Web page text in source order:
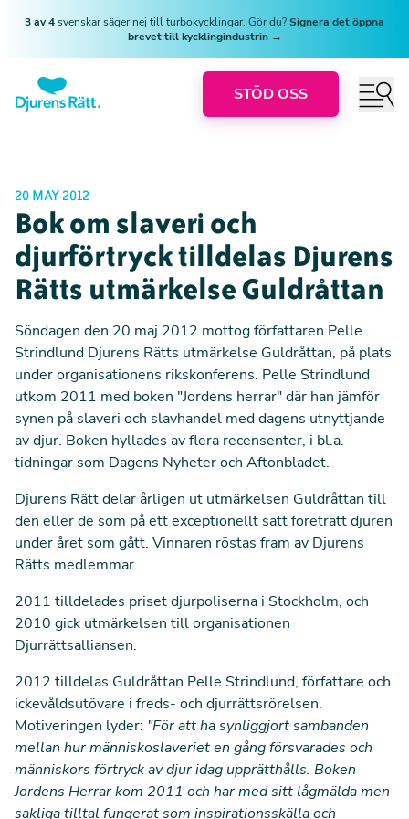
3 av 4svenskar säger nej till turbokycklingar. Gör du?Signera det öppna
brevet till kycklingindustrin →
STÖD OSS
20 MAY 2012
Bok om slaveri och
djurförtryck tilldelas Djurens
Rätts utmärkelse Guldråttan
Söndagen den 20 maj 2012 mottog författaren Pelle
Strindlund Djurens Rätts utmärkelse Guldråttan, på plats
under organisationens rikskonferens. Pelle Strindlund
utkom 2011 med boken "Jordens herrar" där han jämför
synen på slaveri och slavhandel med dagens utnyttjande
av djur. Boken hyllades av flera recensenter, i bl.a.
tidningar som Dagens Nyheter och Aftonbladet.
Djurens Rätt delar årligen ut utmärkelsen Guldråttan till
den eller de som på ett exceptionellt sätt företrätt djuren
under året som gått. Vinnaren röstas fram av Djurens
Rätts medlemmar.
2011 tilldelades priset djurpoliserna i Stockholm, och
2010 gick utmärkelsen till organisationen
Djurrättsalliansen.
2012 tilldelas Guldråttan Pelle Strindlund, författare och
ickevålds­utövare i freds- och djurrättsrörelsen.
Motiveringen lyder: "För att ha synliggjort sambanden
mellan hur människoslaveriet en gång försvarades och
människors förtryck av djur idag upprätthålls. Boken
Jordens Herrar kom 2011 och har med sitt lågmälda men
sakliga tilltal fungerat som inspirationsskälla och